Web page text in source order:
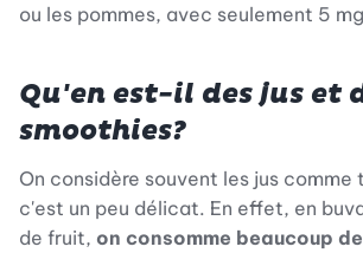
ou les pommes, avec seulement 5
Qu'en est-il des jus et
smoothies?
On considère souvent les jus comme
c'est un peu délicat. En effet, en
de fruit, on consomme beaucoup